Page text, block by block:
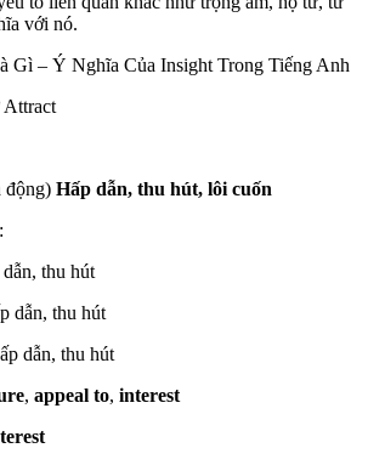
với nó.
Gì – Ý Nghĩa Của Insight Trong Tiếng Anh
động) Hấp dẫn, thu hút, lôi cuốn
thu hút
dẫn, thu hút
dẫn, thu hút
, appeal to, interest